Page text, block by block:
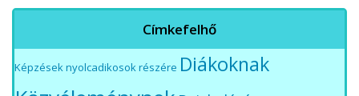
Címkefelhő
Képzések nyolcadikosok részére Diákoknak